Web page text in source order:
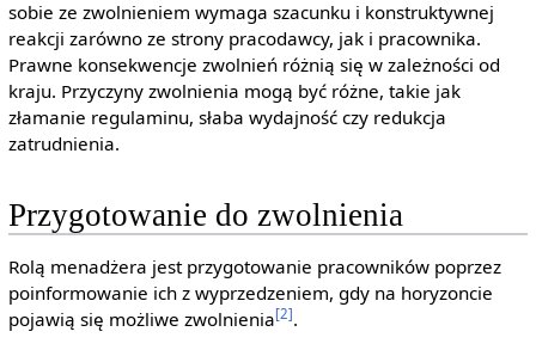
sobie ze zwolnieniem wymaga szacunku i konstruktywnej
reakcji zarówno ze strony pracodawcy, jak i pracownika.
Prawne konsekwencje zwolnień różnią się w zależności od
kraju. Przyczyny zwolnienia mogą być różne, takie jak
złamanie regulaminu, słaba wydajność czy redukcja
zatrudnienia.
Przygotowanie do zwolnienia
Rolą menadżera jest przygotowanie pracowników poprzez
poinformowanie ich z wyprzedzeniem, gdy na horyzoncie
pojawią się możliwe zwolnienia[2].